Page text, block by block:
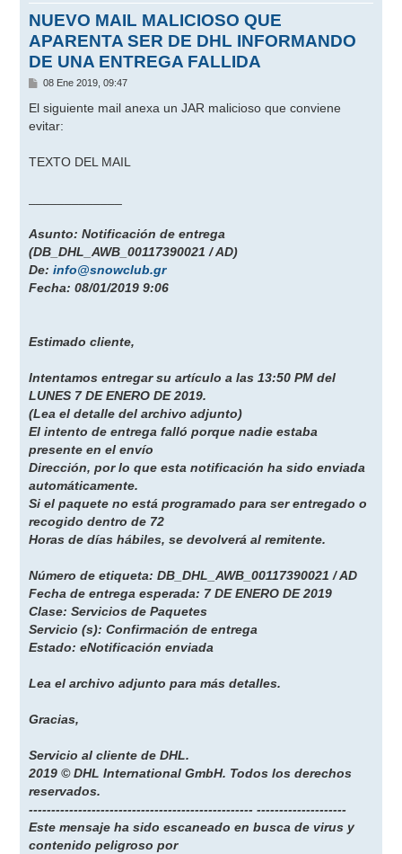
NUEVO MAIL MALICIOSO QUE
APARENTA SER DE DHL INFORMANDO
DE UNA ENTREGA FALLIDA
M
n
a
08 Ene 2019, 09:47
El siguiente mail anexa un JAR malicioso que conviene
evitar:
TEXTO DEL MAIL
Asunto: Notificación de entrega
(DB_DHL_AWB_00117390021 / AD)
De:info@snowclub.gr
Fecha: 08/01/2019 9:06
Estimado cliente,
Intentamos entregar su artículo a las 13:50 PM del
LUNES 7 DE ENERO DE 2019.
(Lea el detalle del archivo adjunto)
El intento de entrega falló porque nadie estaba
presente en el envío
Dirección, por lo que esta notificación ha sido enviada
automáticamente.
Si el paquete no está programado para ser entregado o
recogido dentro de 72
Horas de días hábiles, se devolverá al remitente.
Número de etiqueta: DB_DHL_AWB_00117390021 / AD
Fecha de entrega esperada: 7 DE ENERO DE 2019
Clase: Servicios de Paquetes
Servicio (s): Confirmación de entrega
Estado: eNotificación enviada
Lea el archivo adjunto para más detalles.
Gracias,
Servicio al cliente de DHL.
2019 © DHL International GmbH. Todos los derechos
reservados.
-------------------------------------------------- --------------------
Este mensaje ha sido escaneado en busca de virus y
contenido peligroso por